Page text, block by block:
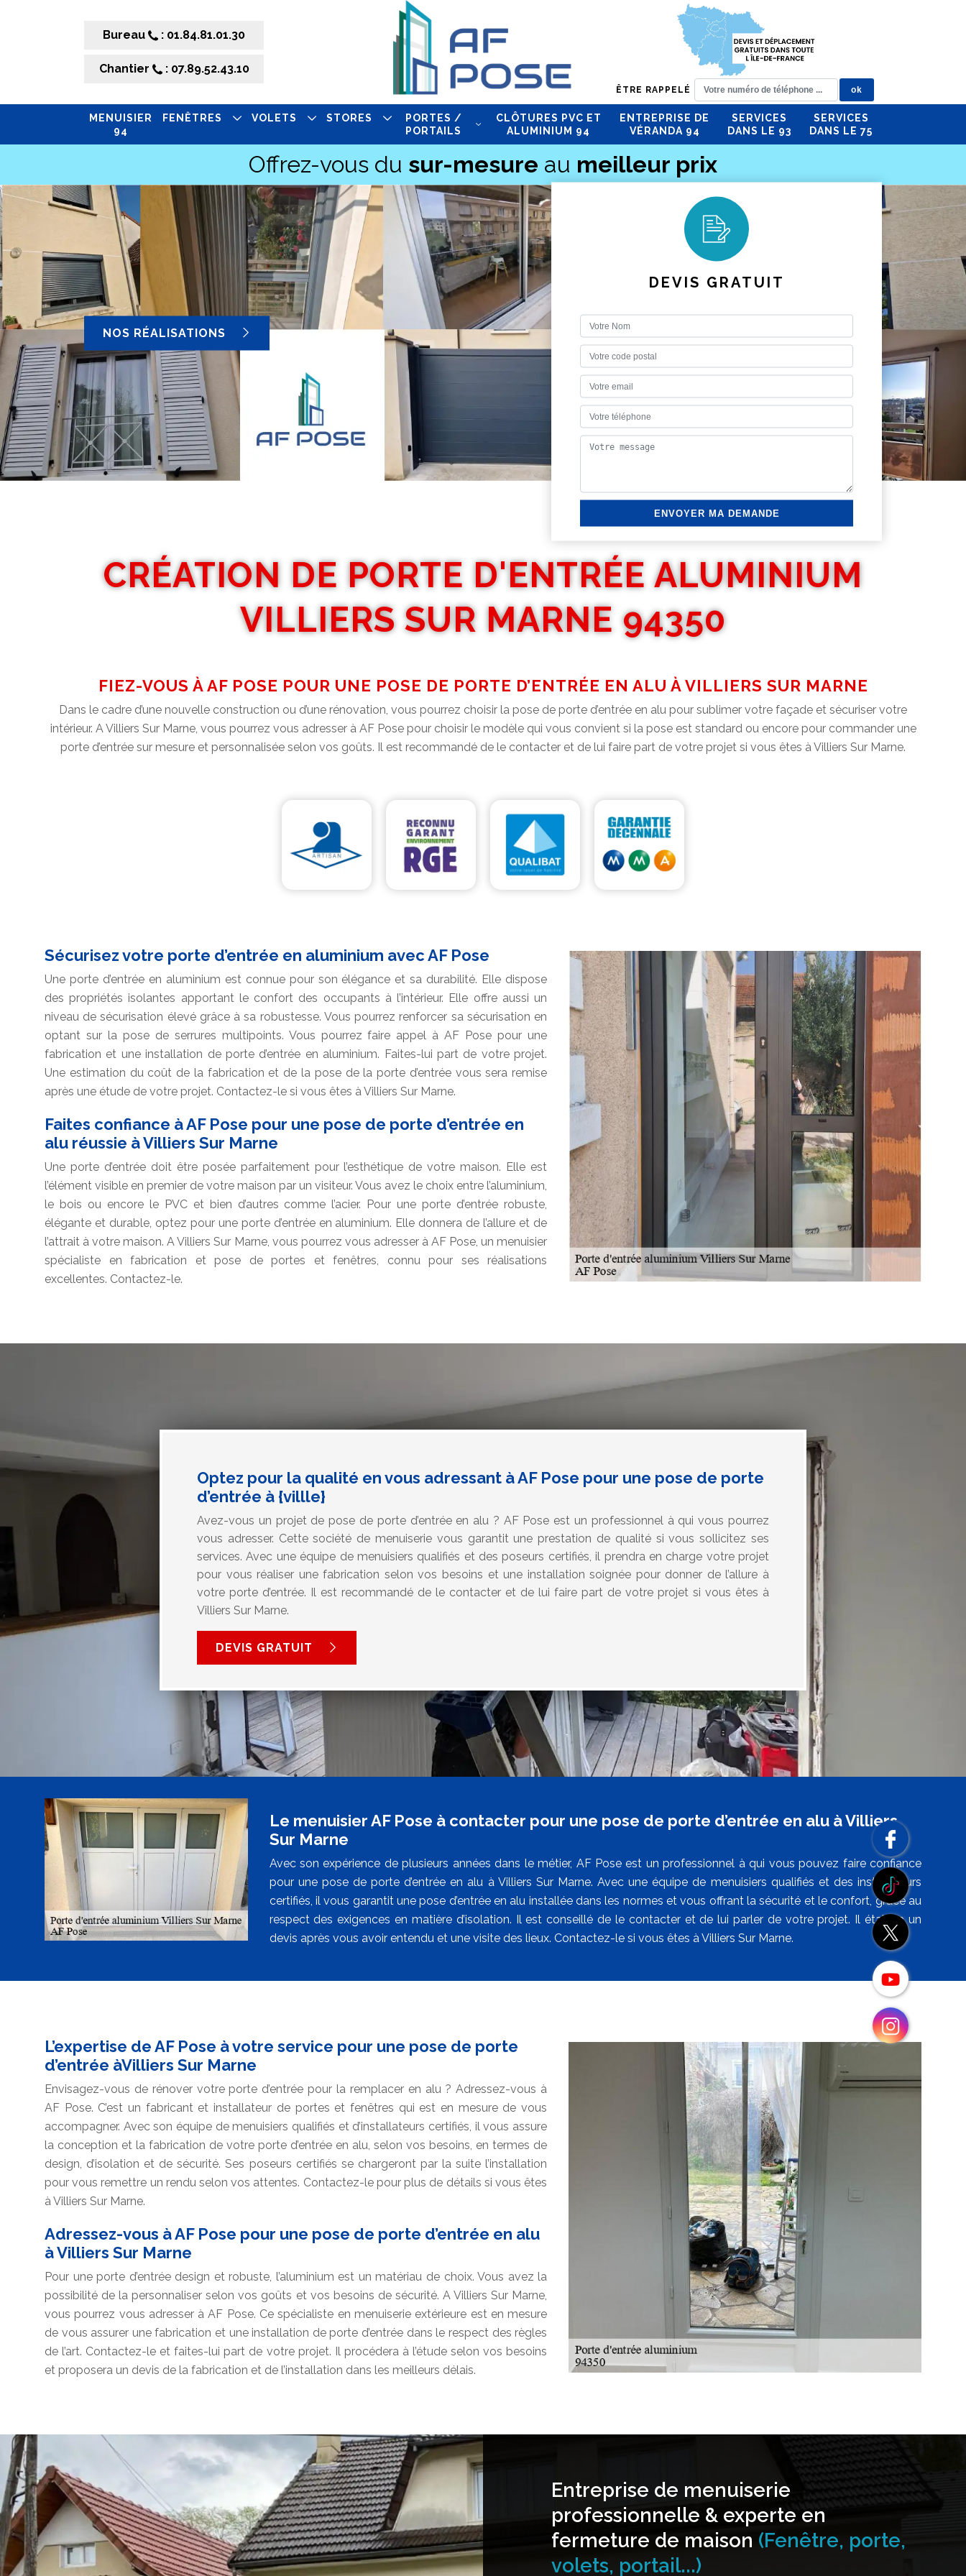
Bureau : 01.84.81.01.30
Chantier : 07.89.52.43.10
ÊTRE RAPPELÉ
MENUISIER
94
FENÊTRES VOLETS STORES
PORTES /
PORTAILS
CLÔTURES PVC ET
ALUMINIUM 94
ENTREPRISE DE
VÉRANDA 94
SERVICES
DANS LE 93
SERVICES
DANS LE 75
Offrez-vous du sur-mesure au meilleur prix
NOS RÉALISATIONS
DEVIS GRATUIT
CRÉATION DE PORTE D'ENTRÉE ALUMINIUM
VILLIERS SUR MARNE 94350
FIEZ-VOUS À AF POSE POUR UNE POSE DE PORTE D’ENTRÉE EN ALU À VILLIERS SUR MARNE
Dans le cadre d’une nouvelle construction ou d’une rénovation, vous pourrez choisir la pose de porte d’entrée en alu pour sublimer votre façade et sécuriser votre
intérieur. A Villiers Sur Marne, vous pourrez vous adresser à AF Pose pour choisir le modèle qui vous convient si la pose est standard ou encore pour commander une
porte d’entrée sur mesure et personnalisée selon vos goûts. Il est recommandé de le contacter et de lui faire part de votre projet si vous êtes à Villiers Sur Marne.
Sécurisez votre porte d’entrée en aluminium avec AF Pose
Une porte d’entrée en aluminium est connue pour son élégance et sa durabilité. Elle dispose
des propriétés isolantes apportant le confort des occupants à l’intérieur. Elle offre aussi un
niveau de sécurisation élevé grâce à sa robustesse. Vous pourrez renforcer sa sécurisation en
optant sur la pose de serrures multipoints. Vous pourrez faire appel à AF Pose pour une
fabrication et une installation de porte d’entrée en aluminium. Faites-lui part de votre projet.
Une estimation du coût de la fabrication et de la pose de la porte d’entrée vous sera remise
après une étude de votre projet. Contactez-le si vous êtes à Villiers Sur Marne.
Faites confiance à AF Pose pour une pose de porte d’entrée en
alu réussie à Villiers Sur Marne
Une porte d’entrée doit être posée parfaitement pour l’esthétique de votre maison. Elle est
l’élément visible en premier de votre maison par un visiteur. Vous avez le choix entre l’aluminium,
le bois ou encore le PVC et bien d’autres comme l’acier. Pour une porte d’entrée robuste,
élégante et durable, optez pour une porte d’entrée en aluminium. Elle donnera de l’allure et de
l’attrait à votre maison. A Villiers Sur Marne, vous pourrez vous adresser à AF Pose, un menuisier
spécialiste en fabrication et pose de portes et fenêtres, connu pour ses réalisations
excellentes. Contactez-le.
Optez pour la qualité en vous adressant à AF Pose pour une pose de porte
d’entrée à {villle}
Avez-vous un projet de pose de porte d’entrée en alu ? AF Pose est un professionnel à qui vous pourrez
vous adresser. Cette société de menuiserie vous garantit une prestation de qualité si vous sollicitez ses
services. Avec une équipe de menuisiers qualifiés et des poseurs certifiés, il prendra en charge votre projet
pour vous réaliser une fabrication selon vos besoins et une installation soignée pour donner de l’allure à
votre porte d’entrée. Il est recommandé de le contacter et de lui faire part de votre projet si vous êtes à
Villiers Sur Marne.
DEVIS GRATUIT
Le menuisier AF Pose à contacter pour une pose de porte d’entrée en alu à Villiers
Sur Marne
Avec son expérience de plusieurs années dans le métier, AF Pose est un professionnel à qui vous pouvez faire confiance
pour une pose de porte d’entrée en alu à Villiers Sur Marne. Avec une équipe de menuisiers qualifiés et des installateurs
certifiés, il vous garantit une pose d’entrée en alu installée dans les normes et vous offrant la sécurité et le confort, grâce au
respect des exigences en matière d’isolation. Il est conseillé de le contacter et de lui parler de votre projet. Il établira un
devis après vous avoir entendu et une visite des lieux. Contactez-le si vous êtes à Villiers Sur Marne.
L’expertise de AF Pose à votre service pour une pose de porte
d’entrée àVilliers Sur Marne
Envisagez-vous de rénover votre porte d’entrée pour la remplacer en alu ? Adressez-vous à
AF Pose. C’est un fabricant et installateur de portes et fenêtres qui est en mesure de vous
accompagner. Avec son équipe de menuisiers qualifiés et d’installateurs certifiés, il vous assure
la conception et la fabrication de votre porte d’entrée en alu, selon vos besoins, en termes de
design, d’isolation et de sécurité. Ses poseurs certifiés se chargeront par la suite l’installation
pour vous remettre un rendu selon vos attentes. Contactez-le pour plus de détails si vous êtes
à Villiers Sur Marne.
Adressez-vous à AF Pose pour une pose de porte d’entrée en alu
à Villiers Sur Marne
Pour une porte d’entrée design et robuste, l’aluminium est un matériau de choix. Vous avez la
possibilité de la personnaliser selon vos goûts et vos besoins de sécurité. A Villiers Sur Marne,
vous pourrez vous adresser à AF Pose. Ce spécialiste en menuiserie extérieure est en mesure
de vous assurer une fabrication et une installation de porte d’entrée dans le respect des règles
de l’art. Contactez-le et faites-lui part de votre projet. Il procédera à l’étude selon vos besoins
et proposera un devis de la fabrication et de l’installation dans les meilleurs délais.
Entreprise de menuiserie
professionnelle & experte en
fermeture de maison (Fenêtre, porte,
volets, portail...)